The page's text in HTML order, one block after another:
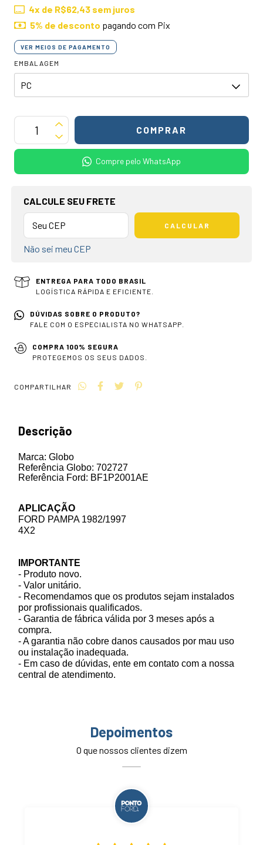
4x de R$62,43 sem juros
5% de desconto pagando com Pix
VER MEIOS DE PAGAMENTO
EMBALAGEM
Compre pelo WhatsApp
OPÇÕES DE FRETE
CALCULE SEU FRETE
CALCULAR
Não sei meu CEP
ENTREGA PARA TODO BRASIL
LOGÍSTICA RÁPIDA E EFICIENTE.
DÚVIDAS SOBRE O PRODUTO?
FALE COM O ESPECIALISTA NO WHATSAPP.
COMPRA 100% SEGURA
PROTEGEMOS OS SEUS DADOS.
COMPARTILHAR
Descrição
Marca: Globo
Referência Globo: 702727
Referência Ford: BF1P2001AE
APLICAÇÃO
FORD PAMPA 1982/1997
4X2
IMPORTANTE
- Produto novo.
- Valor unitário.
- Recomendamos que os produtos sejam instalados
por profissionais qualificados.
- Garantia de fábrica válida por 3 meses após a
compra.
- A garantia não cobre danos causados por mau uso
ou instalação inadequada.
- Em caso de dúvidas, ente em contato com a nossa
central de atendimento.
Depoimentos
O que nossos clientes dizem